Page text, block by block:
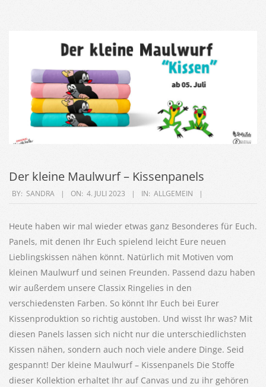
Der kleine Maulwurf – Kissenpanels
2023-
04
BY: SANDRA ON: 4. JULI 2023 IN: ALLGEMEIN
Heute haben wir mal wieder etwas ganz Besonderes für Euch.
Panels, mit denen Ihr Euch spielend leicht Eure neuen
Lieblingskissen nähen könnt. Natürlich mit Motiven vom
kleinen Maulwurf und seinen Freunden. Passend dazu haben
wir außerdem unsere Classix Ringelies in den
verschiedensten Farben. So könnt Ihr Euch bei Eurer
Kissenproduktion so richtig austoben. Und wisst Ihr was? Mit
diesen Panels lassen sich nicht nur die unterschiedlichsten
Kissen nähen, sondern auch noch viele andere Dinge. Seid
gespannt! Der kleine Maulwurf – Kissenpanels Die Stoffe
dieser Kollektion erhaltet Ihr auf Canvas und zu ihr gehören